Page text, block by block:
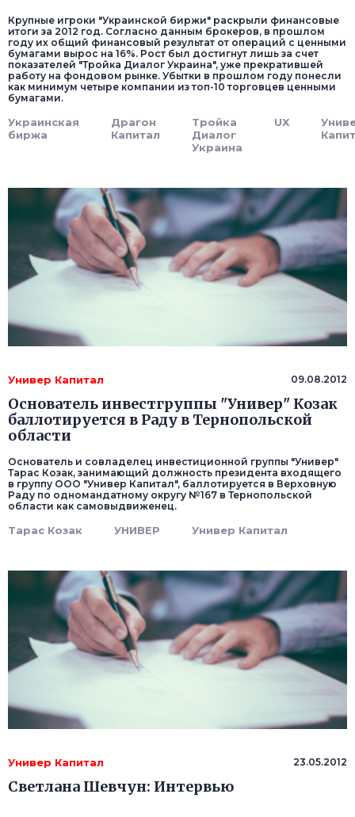
Крупные игроки "Украинской биржи" раскрыли финансовые
итоги за 2012 год. Согласно данным брокеров, в прошлом
году их общий финансовый результат от операций с ценными
бумагами вырос на 16%. Рост был достигнут лишь за счет
показателей "Тройка Диалог Украина", уже прекратившей
работу на фондовом рынке. Убытки в прошлом году понесли
как минимум четыре компании из топ-10 торговцев ценными
бумагами.
Украинская
биржа
Драгон
Капитал
Тройка
Диалог
Украина
UX
Универ Капитал 09.08.2012
Основатель инвестгруппы "Универ" Козак
баллотируется в Раду в Тернопольской
области
Основатель и совладелец инвестиционной группы "Универ"
Тарас Козак, занимающий должность президента входящего
в группу ООО "Универ Капитал", баллотируется в Верховную
Раду по одномандатному округу №167 в Тернопольской
области как самовыдвиженец.
Тарас Козак УНИВЕР Универ Капитал
Универ Капитал 23.05.2012
Светлана Шевчун: Интервью